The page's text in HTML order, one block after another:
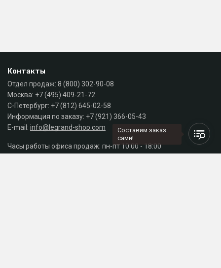
Контакты
Отдел продаж: 8 (800) 302-90-08
Москва: +7 (495) 409-21-72
С-Петербург: +7 (812) 645-02-58
Информация по заказу: +7 (921) 366-05-43
E-mail: info@legrand-shop.com
Часы работы офиса продаж: пн-пт 10:00 - 18:00
Составим заказ
сами!